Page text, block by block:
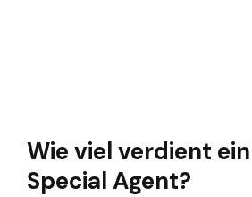
Wie viel verdient ein
Special Agent?